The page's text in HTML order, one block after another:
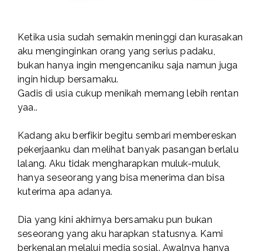
Ketika usia sudah semakin meninggi dan kurasakan
aku menginginkan orang yang serius padaku,
bukan hanya ingin mengencaniku saja namun juga
ingin hidup bersamaku.
Gadis di usia cukup menikah memang lebih rentan
yaa..
Kadang aku berfikir begitu sembari membereskan
pekerjaanku dan melihat banyak pasangan berlalu
lalang. Aku tidak mengharapkan muluk-muluk,
hanya seseorang yang bisa menerima dan bisa
kuterima apa adanya.
Dia yang kini akhirnya bersamaku pun bukan
seseorang yang aku harapkan statusnya. Kami
berkenalan melalui media sosial. Awalnya hanya